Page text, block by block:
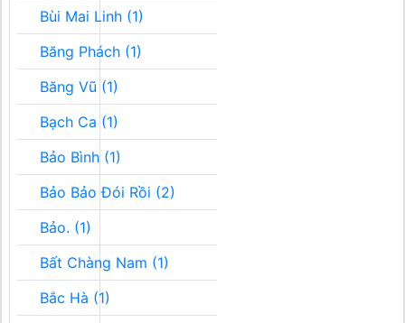
Bùi Mai Linh (1)
Băng Phách (1)
Băng Vũ (1)
Bạch Ca (1)
Bảo Bình (1)
Bảo Bảo Đói Rồi (2)
Bảo. (1)
Bất Chàng Nam (1)
Bắc Hà (1)